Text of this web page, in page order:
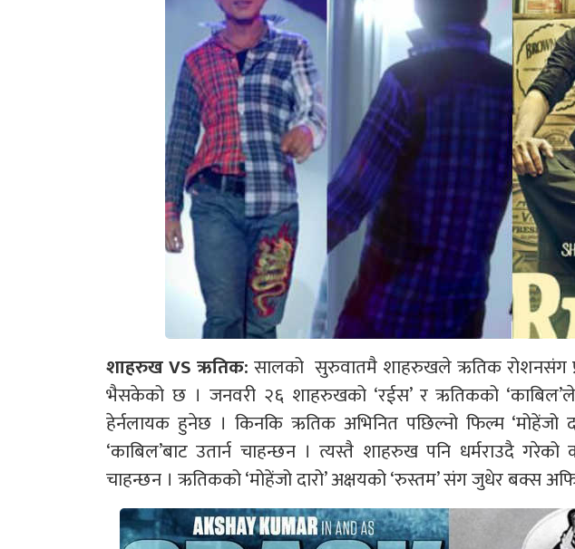
शाहरुख VS ऋतिक: सालको सुरुवातमै शाहरुखले ऋतिक रोशनसंग
भैसकेको छ । जनवरी २६ शाहरुखको ‘रईस’ र ऋतिकको
हेर्नलायक हुनेछ । किनकि ऋतिक अभिनित पछिल्नो फिल्म ‘मोहेंजो
‘काबिल’बाट उतार्न चाहन्छन । त्यस्तै शाहरुख पनि धर्मराउदै गरेको
चाहन्छन । ऋतिकको ‘मोहेंजो दारो’ अक्षयको ‘रुस्तम’ संग जुधेर बक्स